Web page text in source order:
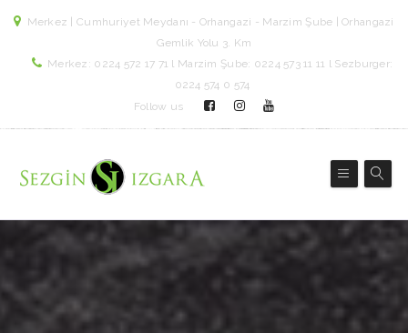
Merkez | Cumhuriyet Meydanı - Orhangazi - Marzim Şube | Orhangazi
Gemlik Yolu 3. Km
Merkez: 0224 572 17 71 l Marzim Şube: 0224 573 11 11 l Sezburger:
0224 574 0 574
Follow us